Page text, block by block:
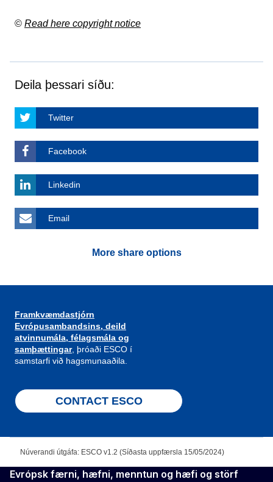
© Read here copyright notice
Deila þessari síðu:
Twitter
Facebook
Linkedin
Email
More share options
Framkvæmdastjórn
Evrópusambandsins, deild
atvinnumála, félagsmála og
samþættingar, þróaði ESCO í
samstarfi við hagsmunaaðila.
CONTACT ESCO
Núverandi útgáfa: ESCO v1.2 (Síðasta uppfærsla 15/05/2024)
Evrópsk færni, hæfni, menntun og hæfi og störf